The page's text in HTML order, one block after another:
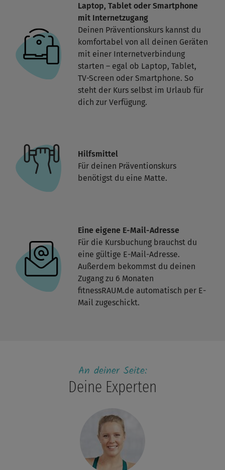
Laptop, Tablet oder Smartphone
mit Internetzugang
Deinen Präventionskurs kannst du
komfortabel von all deinen Geräten
mit einer Internetverbindung
starten – egal ob Laptop, Tablet,
TV-Screen oder Smartphone. So
steht der Kurs selbst im Urlaub für
dich zur Verfügung.
Hilfsmittel
Für deinen Präventionskurs
benötigst du eine Matte.
Eine eigene E-Mail-Adresse
Für die Kursbuchung brauchst du
eine gültige E-Mail-Adresse.
Außerdem bekommst du deinen
Zugang zu 6 Monaten
fitnessRAUM.de automatisch per E-
Mail zugeschickt.
An deiner Seite:
Deine Experten